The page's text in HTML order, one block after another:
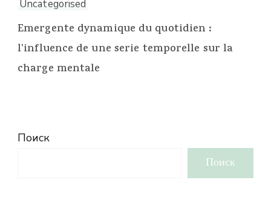
Uncategorised
Emergente dynamique du quotidien :
l'influence de une serie temporelle sur la
charge mentale
Поиск
Поиск